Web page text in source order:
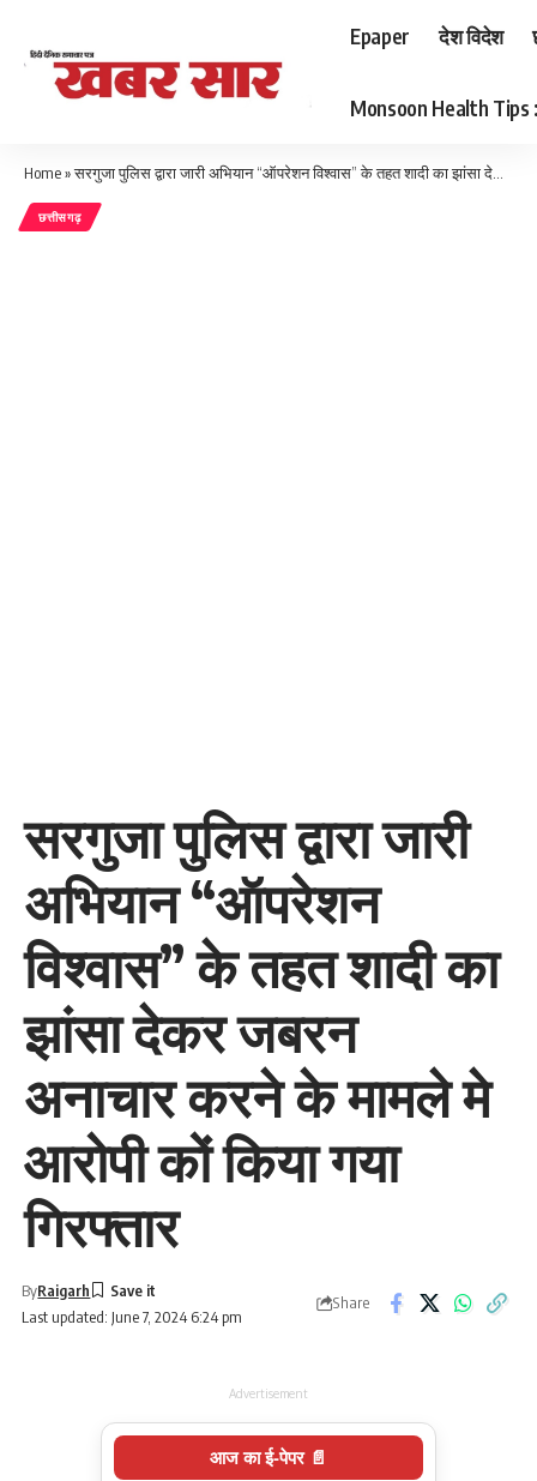
Epaper देश विदेश
Monsoon Health Tips :
Home»सरगुजा पुलिस द्वारा जारी अभियान “ऑपरेशन विश्वास” के तहत शादी का झांसा देकर जबरन अनाचार करने के मामले मे आरोपी कों किया गया गिरफ्तार
छत्तीसगढ़
सरगुजा पुलिस द्वारा जारी
अभियान “ऑपरेशन
विश्वास” के तहत शादी का
झांसा देकर जबरन
अनाचार करने के मामले मे
आरोपी कों किया गया
गिरफ्तार
Last updated: June 7, 2024 6:24 pm
ByRaigarh
Share
Advertisement
आज का ई-पेपर 📄